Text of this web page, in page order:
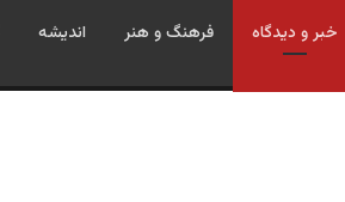
خبر و دیدگاه فرهنگ و هنر اندیشه